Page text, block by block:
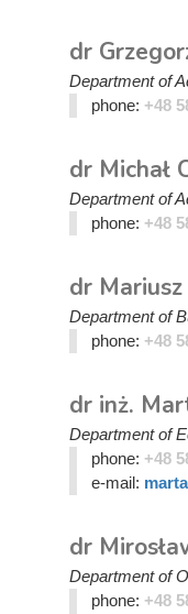
dr
Department of
phone: +48
dr Michał
Department of
phone: +48
dr
Department of
phone: +48
dr inż.
Department of
phone: +48
e-mail:
dr
Department of
phone: +48